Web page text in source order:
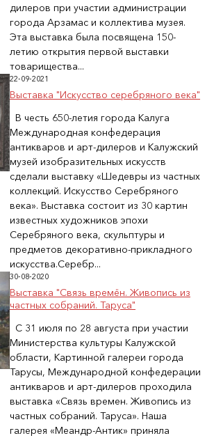
дилеров при участии администрации
города Арзамас и коллектива музея.
Эта выставка была посвящена 150-
летию открытия первой выставки
товарищества...
22-09-2021
Выставка "Искусство серебряного века"
В честь 650-летия города Калуга
Международная конфедерация
антикваров и арт-дилеров и Калужский
музей изобразительных искусств
сделали выставку «Шедевры из частных
коллекций. Искусство Серебряного
века». Выставка состоит из 30 картин
известных художников эпохи
Серебряного века, скульптуры и
предметов декоративно-прикладного
искусства.Серебр...
30-08-2020
Выставка "Связь времён. Живопись из
частных собраний. Таруса"
С 31 июля по 28 августа при участии
Министерства культуры Калужской
области, Картинной галереи города
Тарусы, Международной конфедерации
антикваров и арт-дилеров проходила
выставка «Связь времен. Живопись из
частных собраний. Таруса». Наша
галерея «Меандр-Антик» приняла